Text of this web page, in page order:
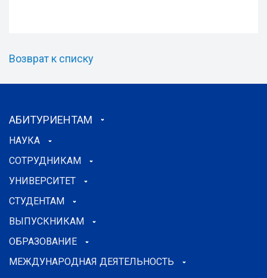
Возврат к списку
АБИТУРИЕНТАМ
НАУКА
СОТРУДНИКАМ
УНИВЕРСИТЕТ
СТУДЕНТАМ
ВЫПУСКНИКАМ
ОБРАЗОВАНИЕ
МЕЖДУНАРОДНАЯ ДЕЯТЕЛЬНОСТЬ